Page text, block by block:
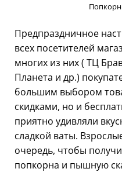
Попкорн
Предпраздничное
всех посетителей
многих из них ( ТЦ
Планета и др.)
большим выбором
скидками, но и
приятно удивляли
сладкой ваты.
очередь, чтобы
попкорна и пышную